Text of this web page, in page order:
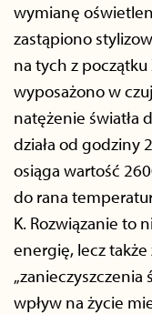
wymianę
zastąpiono
na tych z
wyposażono w
natężenie światła
działa od godziny
osiąga wartość
do rana
K. Rozwiązanie to
energię, lecz
„zanieczyszczenia
wpływ na życie